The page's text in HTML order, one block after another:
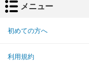
メニュー
初めての方へ
利用規約